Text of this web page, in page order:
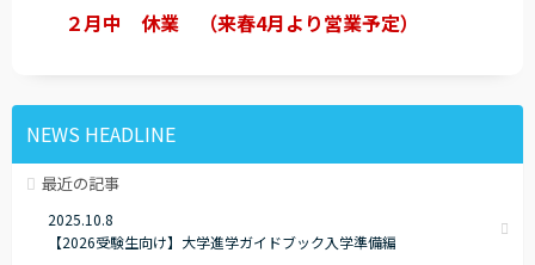
２月中 休業 （来春4月より営業予定）
NEWS HEADLINE
最近の記事
2025.10.8
【2026受験生向け】大学進学ガイドブック入学準備編